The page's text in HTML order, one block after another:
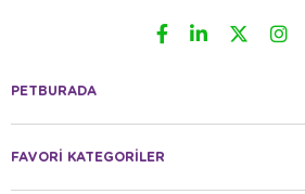
PETBURADA
FAVORİ KATEGORİLER